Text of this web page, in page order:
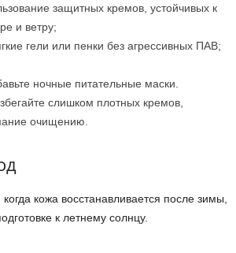
защитных кремов, устойчивых к
и ветру;
гели или пенки без агрессивных ПАВ;
ночные питательные маски.
слишком плотных кремов,
очищению.
кожа восстанавливается после зимы,
к летнему солнцу.